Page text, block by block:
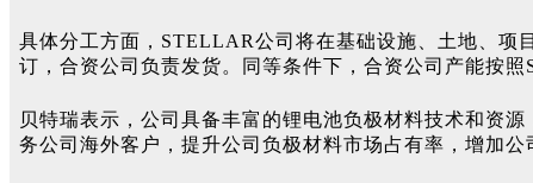
具体分工方面，STELLAR公司将在基础设施、土地、项
订，合资公司负责发货。同等条件下，合资公司产能按
贝特瑞表示，公司具备丰富的锂电池负极材料技术和资
务公司海外客户，提升公司负极材料市场占有率，增加公